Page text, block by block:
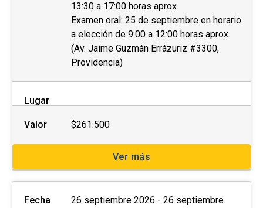
13:30 a 17:00 horas aprox.
Examen oral: 25 de septiembre en horario
a elección de 9:00 a 12:00 horas aprox.
(Av. Jaime Guzmán Errázuriz #3300,
Providencia)
Lugar
Valor $261.500
Ver más
Fecha
26 septiembre 2026 - 26 septiembre